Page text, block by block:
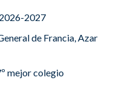
2027
de Francia, Azar
mejor colegio